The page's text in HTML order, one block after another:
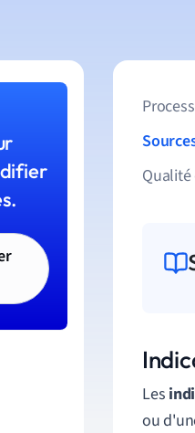
Les
ou